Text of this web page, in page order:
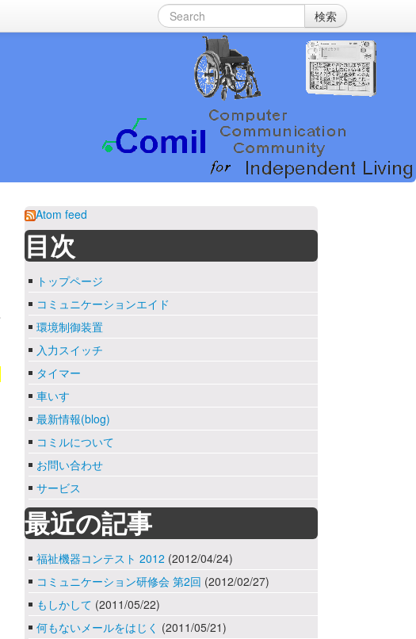
検索
Atom feed
目次
トップページ
コミュニケーションエイド
環境制御装置
入力スイッチ
タイマー
車いす
最新情報(blog)
コミルについて
お問い合わせ
サービス
最近の記事
福祉機器コンテスト 2012 (2012/04/24)
コミュニケーション研修会 第2回 (2012/02/27)
もしかして (2011/05/22)
何もないメールをはじく (2011/05/21)